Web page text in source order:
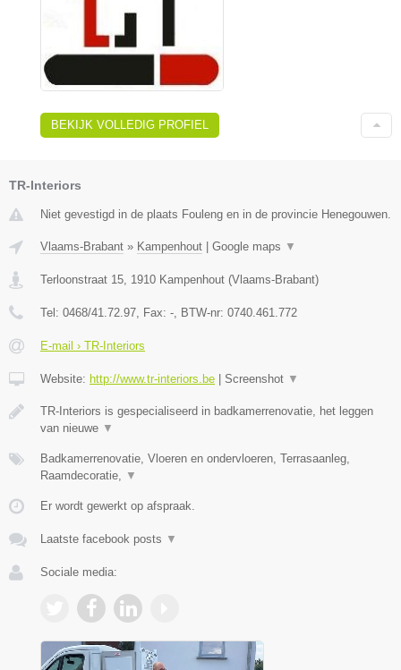
BEKIJK VOLLEDIG PROFIEL
TR-Interiors
Niet gevestigd in de plaats Fouleng en in de provincie Henegouwen.
Vlaams-Brabant » Kampenhout Google maps ▼
Terloonstraat 15, 1910 Kampenhout (Vlaams-Brabant)
Tel: 0468/41.72.97, Fax: -, BTW-nr: 0740.461.772
E-mail › TR-Interiors
Website: http://www.tr-interiors.be Screenshot ▼
TR-Interiors is gespecialiseerd in badkamerrenovatie, het leggen
van nieuwe ▼
Badkamerrenovatie, Vloeren en ondervloeren, Terrasaanleg,
Raamdecoratie, ▼
Er wordt gewerkt op afspraak.
Laatste facebook posts ▼
Sociale media: